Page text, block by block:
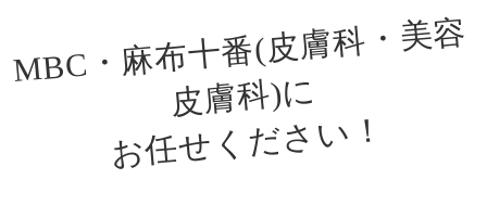
MBC
・
麻
布
十
番(
皮
膚
科
・
美
容
皮
膚
科)
に
お任せください！